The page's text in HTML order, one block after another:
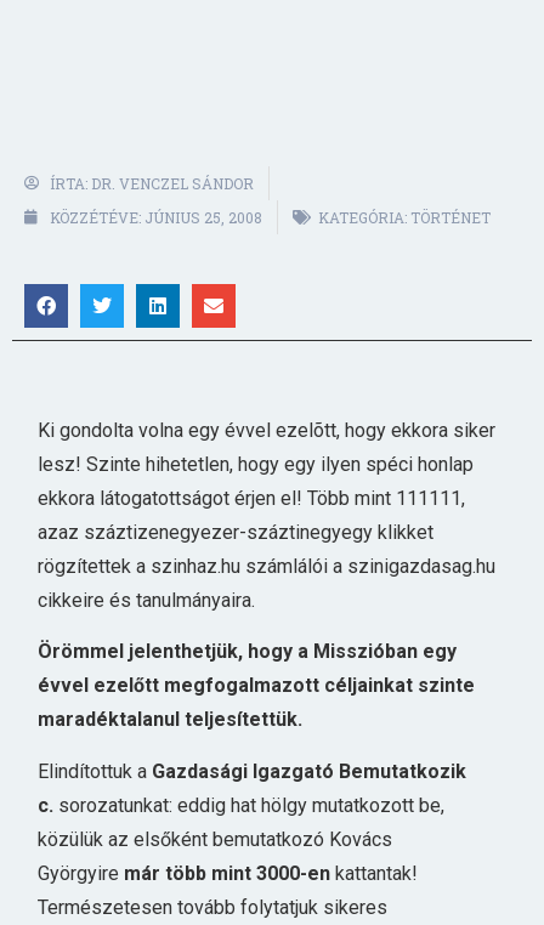
ÍRTA: DR. VENCZEL SÁNDOR
KÖZZÉTÉVE: JÚNIUS 25, 2008 KATEGÓRIA: TÖRTÉNET
Ki gondolta volna egy évvel ezelõtt, hogy ekkora siker
lesz! Szinte hihetetlen, hogy egy ilyen spéci honlap
ekkora látogatottságot érjen el! Több mint 111111,
azaz száztizenegyezer-száztinegyegy klikket
rögzítettek a szinhaz.hu számlálói a szinigazdasag.hu
cikkeire és tanulmányaira.
Örömmel jelenthetjük, hogy a Misszióban egy
évvel ezelőtt megfogalmazott céljainkat szinte
maradéktalanul teljesítettük.
Elindítottuk a Gazdasági Igazgató Bemutatkozik
c. sorozatunkat: eddig hat hölgy mutatkozott be,
közülük az elsőként bemutatkozó Kovács
Györgyire már több mint 3000-en kattantak!
Természetesen tovább folytatjuk sikeres